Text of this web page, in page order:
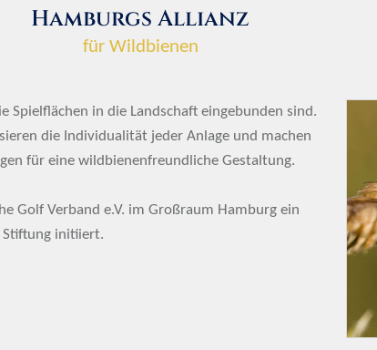
Hamburgs Allianz
für Wildbienen
Spielflächen in die Landschaft eingebunden sind.
die Individualität jeder Anlage und machen
für eine wildbienenfreundliche Gestaltung.
Golf Verband e.V. im Großraum Hamburg ein
Stiftung initiiert.